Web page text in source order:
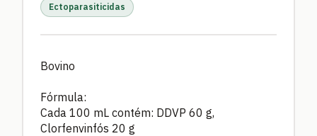
Ectoparasiticidas
Bovino
Fórmula:
Cada 100 mL contém: DDVP 60 g,
Clorfenvinfós 20 g